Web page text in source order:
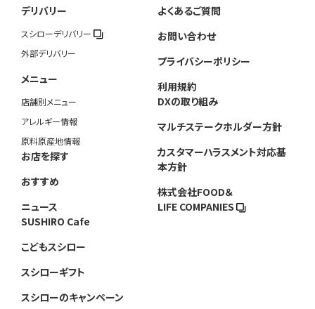
デリバリー
スシローデリバリー
外部デリバリー
メニュー
店舗別メニュー
アレルギー情報
原料原産地情報
お店を探す
おすすめ
ニュース
SUSHIRO Cafe
こどもスシロー
スシローギフト
スシローのキャンペーン
よくあるご質問
お問い合わせ
プライバシーポリシー
利用規約
DXの取り組み
マルチステークホルダー方針
カスタマーハラスメント対応基
本方針
株式会社FOOD＆
LIFE COMPANIES